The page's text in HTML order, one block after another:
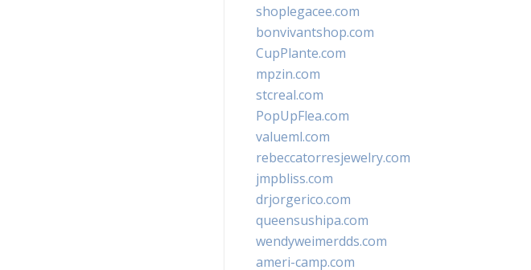
shoplegacee.com
bonvivantshop.com
CupPlante.com
mpzin.com
stcreal.com
PopUpFlea.com
valueml.com
rebeccatorresjewelry.com
jmpbliss.com
drjorgerico.com
queensushipa.com
wendyweimerdds.com
ameri-camp.com